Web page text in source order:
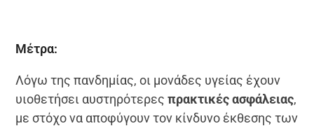
Μέτρα:
Λόγω της πανδημίας, οι μονάδες υγείας έχουν
υιοθετήσει αυστηρότερεςπρακτικές ασφάλειας,
με στόχο να αποφύγουν τον κίνδυνο έκθεσης των